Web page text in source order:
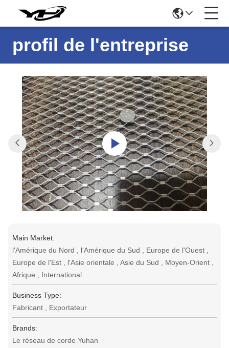
profil de l'entreprise
Main Market:
l'Amérique du Nord , l'Amérique du Sud , Europe de l'Ouest ,
Europe de l'Est , l'Asie orientale , Asie du Sud , Moyen-Orient ,
Afrique , International
Business Type:
Fabricant , Exportateur
Brands:
Le réseau de corde Yuhan